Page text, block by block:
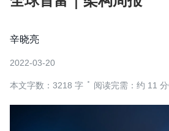
辛晓亮
2022-03-20
本文字数：3218 字 阅读完需：约 11